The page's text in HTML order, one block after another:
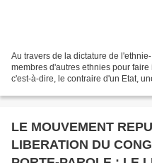
Au travers de la dictature de
membres d'autres ethnies pour
c'est-à-dire, le contraire d'un Etat,
LE MOUVEMENT
LIBERATION DU